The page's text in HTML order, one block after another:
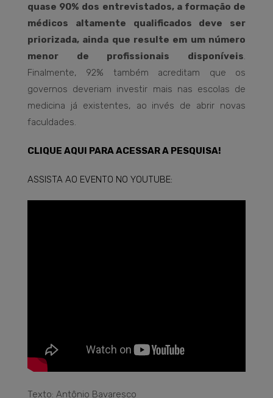
quase 90% dos entrevistados, a formação de
médicos altamente qualificados deve ser
priorizada, ainda que resulte em um número
menor de profissionais disponíveis
Finalmente, 92% também acreditam que os
governos deveriam investir mais nas escolas de
medicina já existentes, ao invés de abrir novas
faculdades.
CLIQUE AQUI PARA ACESSAR A PESQUISA!
ASSISTA AO EVENTO NO YOUTUBE:
Texto: Antônio Bavaresco